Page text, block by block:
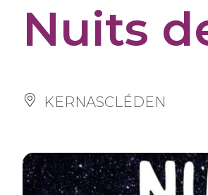
Nuits
KERNASCLÉDEN